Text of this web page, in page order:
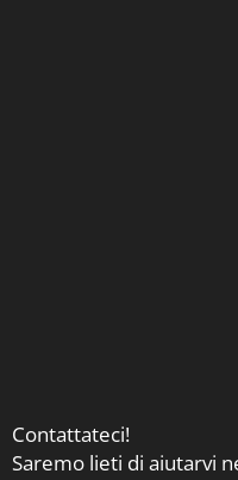
Contattateci!
Saremo lieti di aiutarvi